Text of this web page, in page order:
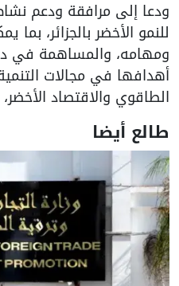
ودعا إلى مرافقة ودعم
للنمو الأخضر بالجزائر،
ومهامه، والمساهمة في
أهدافها في مجالات
الطاقوي والاقتصاد
طالع أيضا